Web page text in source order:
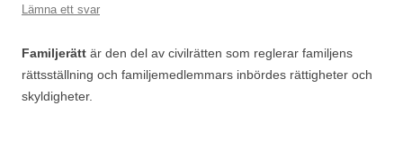
Lämna ett svar
Familjerätt är den del av civilrätten som reglerar familjens
rättsställning och familjemedlemmars inbördes rättigheter och
skyldigheter.